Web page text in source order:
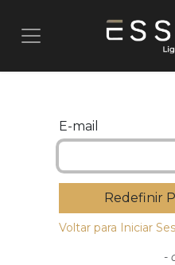
E-mail
Redefinir
Voltar para Iniciar
-